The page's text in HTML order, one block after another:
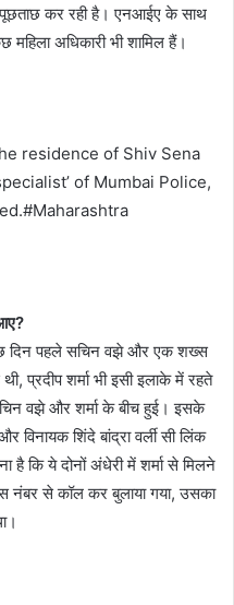
कर रही है। एनआईए के साथ
अधिकारी भी शामिल हैं।
residence of Shiv Sena
of Mumbai Police,
दिन पहले सचिन वझे और एक शख्स
प्रदीप शर्मा भी इसी इलाके में रहते
वझे और शर्मा के बीच हुई। इसके
शिंदे बांद्रा वर्ली सी लिंक
है कि ये दोनों अंधेरी में शर्मा से मिलने
नंबर से कॉल कर बुलाया गया, उसका